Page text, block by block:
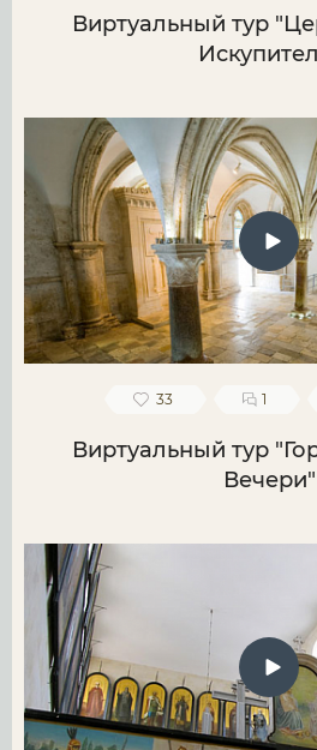
Виртуальный тур
33 1
Виртуальный тур
Вечери"